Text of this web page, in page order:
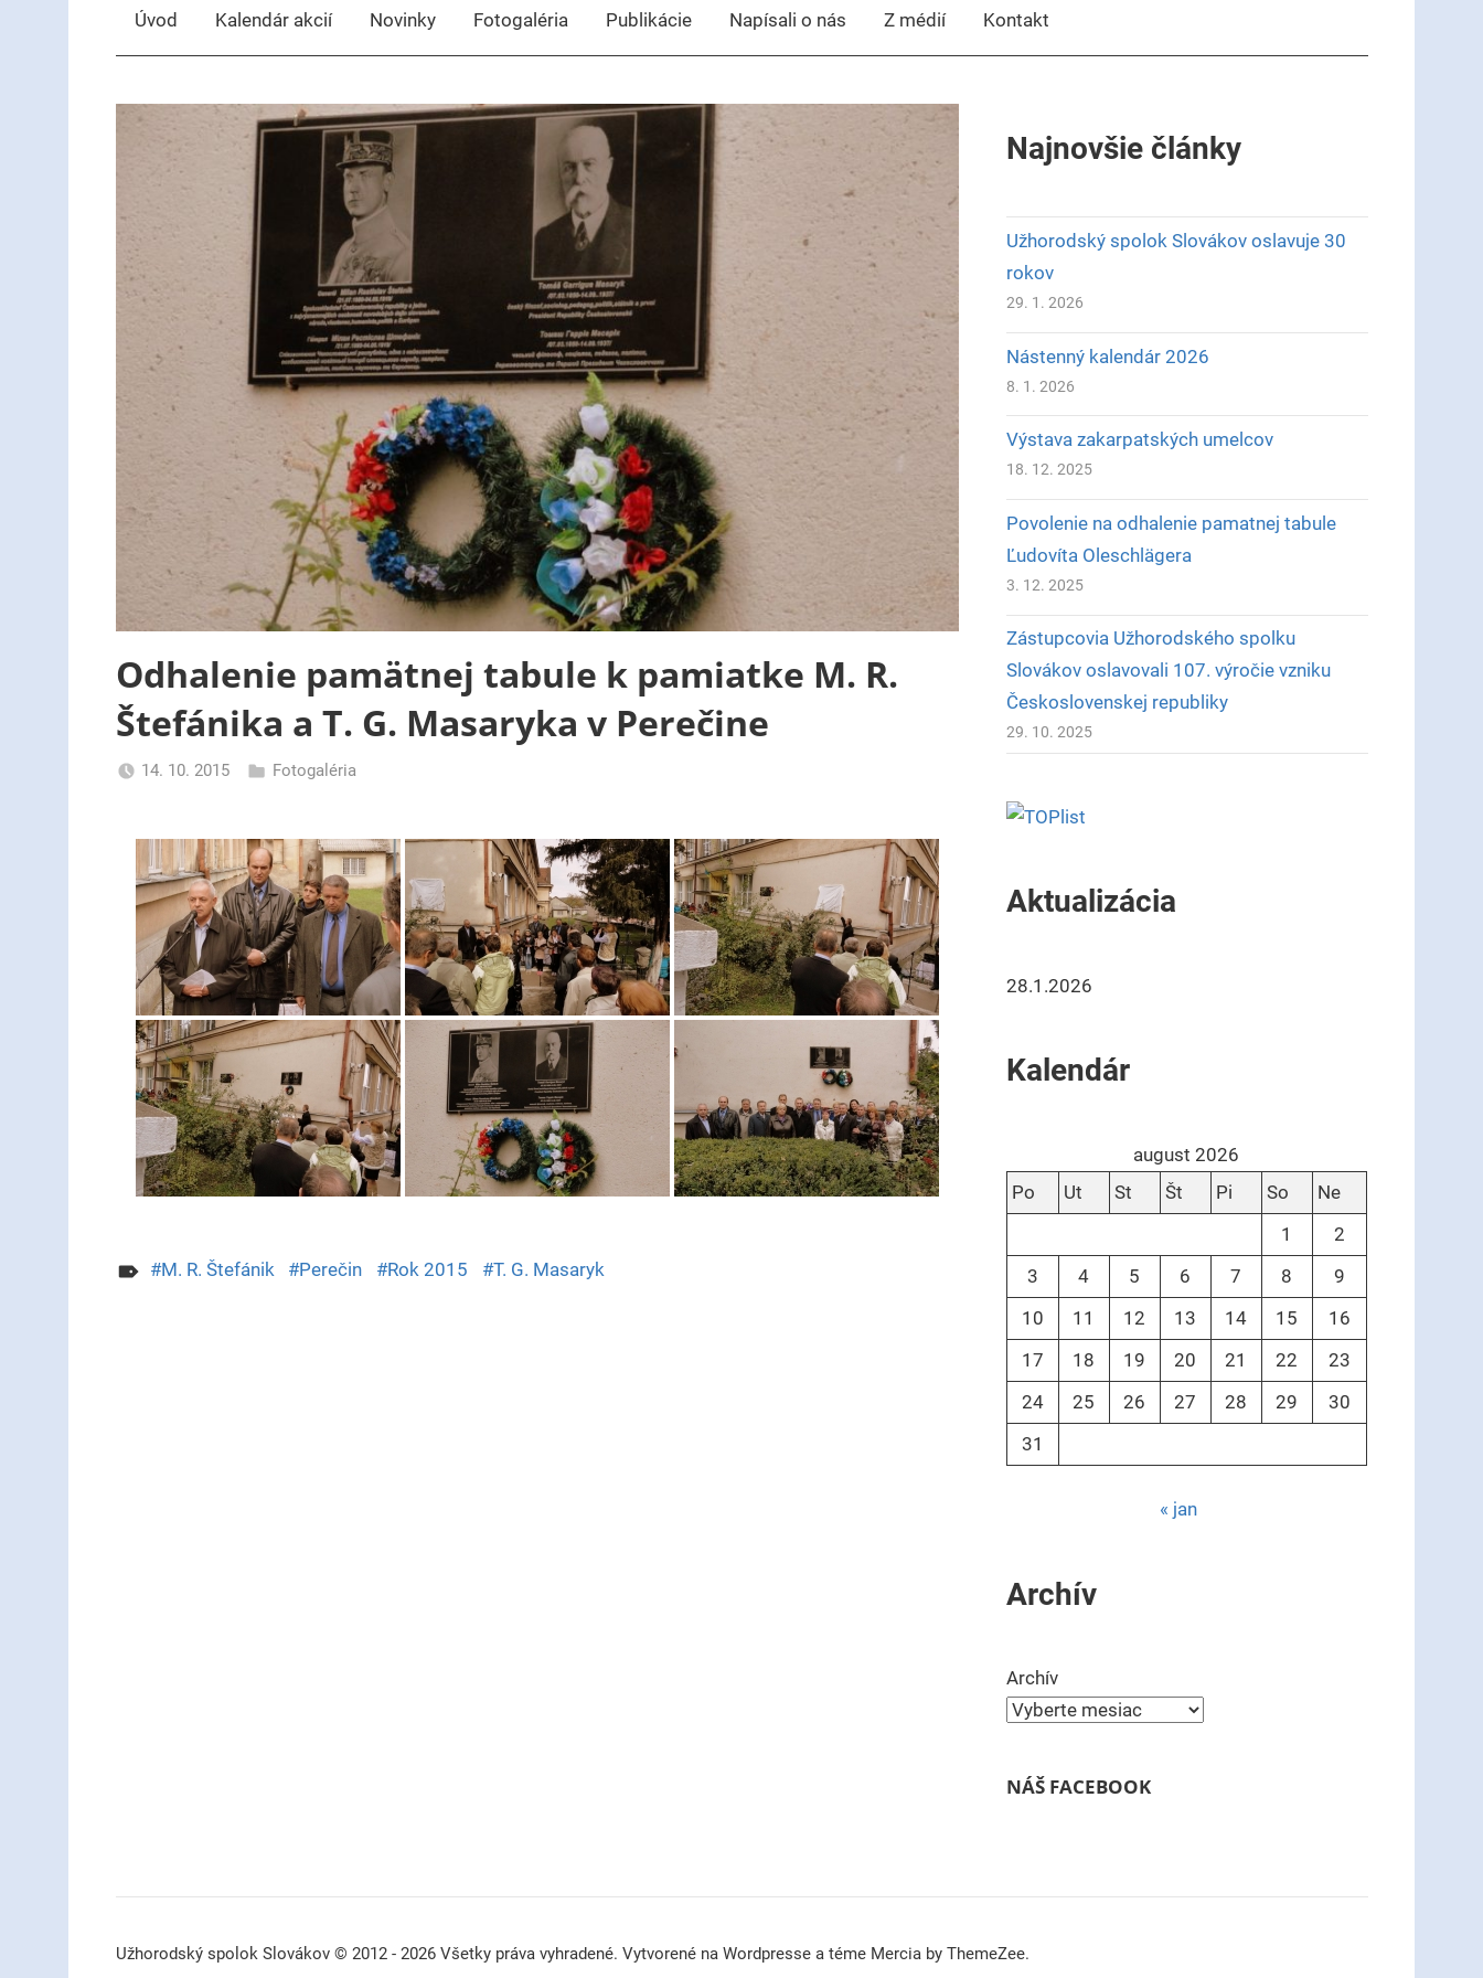
Úvod Kalendár akcií Novinky Fotogaléria Publikácie Napísali o nás Z médií Kontakt
Odhalenie pamätnej tabule k pamiatke M. R.
Štefánika a T. G. Masaryka v Perečine
14. 10. 2015
Fotogaléria
M. R. Štefánik Perečin Rok 2015 T. G. Masaryk
Najnovšie články
Užhorodský spolok Slovákov oslavuje 30
rokov
29. 1. 2026
Nástenný kalendár 2026
8. 1. 2026
Výstava zakarpatských umelcov
18. 12. 2025
Povolenie na odhalenie pamatnej tabule
Ľudovíta Oleschlägera
3. 12. 2025
Zástupcovia Užhorodského spolku
Slovákov oslavovali 107. výročie vzniku
Československej republiky
29. 10. 2025
Aktualizácia
28.1.2026
Kalendár
august 2026
Po
Ut St Št Pi So
Ne
1
2
3
4 5 6 7 8
9
10
11 12 13 14 15
16
17
18 19 20 21 22
23
24
25 26 27 28 29
30
31
« jan
Archív
Archív
NÁŠ FACEBOOK
Užhorodský spolok Slovákov © 2012 - 2026 Všetky práva vyhradené. Vytvorené na Wordpresse a téme Mercia by ThemeZee.